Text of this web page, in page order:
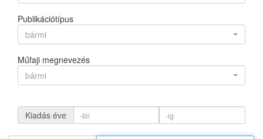
Publikációtípus
bármi
Műfaji megnevezés
bármi
Kiadás éve